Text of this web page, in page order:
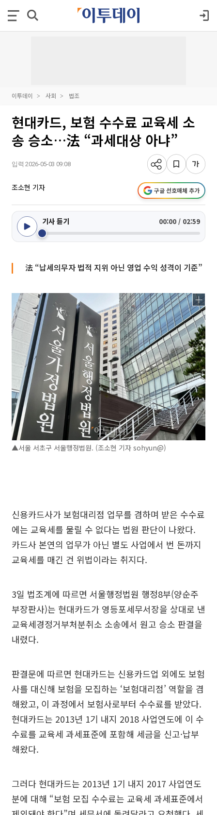
이투데이 사회 법조
현대카드, 보험 수수료 교육세 소
송 승소…法 “과세대상 아냐”
입력 2026-05-03 09:08
조소현 기자 구글 선호매체 추가
기사 듣기 00:00 / 02:59
法 “납세의무자 법적 지위 아닌 영업 수익 성격이 기준”
▲서울 서초구 서울행정법원. (조소현 기자 sohyun@)
신용카드사가 보험대리점 업무를 겸하며 받은 수수료
에는 교육세를 물릴 수 없다는 법원 판단이 나왔다.
카드사 본연의 업무가 아닌 별도 사업에서 번 돈까지
교육세를 매긴 건 위법이라는 취지다.
3일 법조계에 따르면 서울행정법원 행정8부(양순주
부장판사)는 현대카드가 영등포세무서장을 상대로 낸
교육세경정거부처분취소 소송에서 원고 승소 판결을
내렸다.
판결문에 따르면 현대카드는 신용카드업 외에도 보험
사를 대신해 보험을 모집하는 ‘보험대리점’ 역할을 겸
해왔고, 이 과정에서 보험사로부터 수수료를 받았다.
현대카드는 2013년 1기 내지 2018 사업연도에 이 수
수료를 교육세 과세표준에 포함해 세금을 신고·납부
해왔다.
그러다 현대카드는 2013년 1기 내지 2017 사업연도
분에 대해 “보험 모집 수수료는 교육세 과세표준에서